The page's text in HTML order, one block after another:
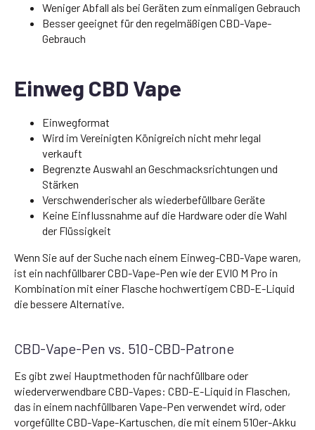
Weniger Abfall als bei Geräten zum einmaligen Gebrauch
Besser geeignet für den regelmäßigen CBD-Vape-
Gebrauch
Einweg CBD Vape
Einwegformat
Wird im Vereinigten Königreich nicht mehr legal
verkauft
Begrenzte Auswahl an Geschmacksrichtungen und
Stärken
Verschwenderischer als wiederbefüllbare Geräte
Keine Einflussnahme auf die Hardware oder die Wahl
der Flüssigkeit
Wenn Sie auf der Suche nach einem Einweg-CBD-Vape waren,
ist ein nachfüllbarer CBD-Vape-Pen wie der EVIO M Pro in
Kombination mit einer Flasche hochwertigem CBD-E-Liquid
die bessere Alternative.
CBD-Vape-Pen vs. 510-CBD-Patrone
Es gibt zwei Hauptmethoden für nachfüllbare oder
wiederverwendbare CBD-Vapes: CBD-E-Liquid in Flaschen,
das in einem nachfüllbaren Vape-Pen verwendet wird, oder
vorgefüllte CBD-Vape-Kartuschen, die mit einem 510er-Akku